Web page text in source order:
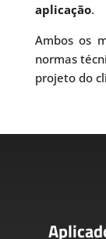
aplicação.
Ambos os
normas
projeto do